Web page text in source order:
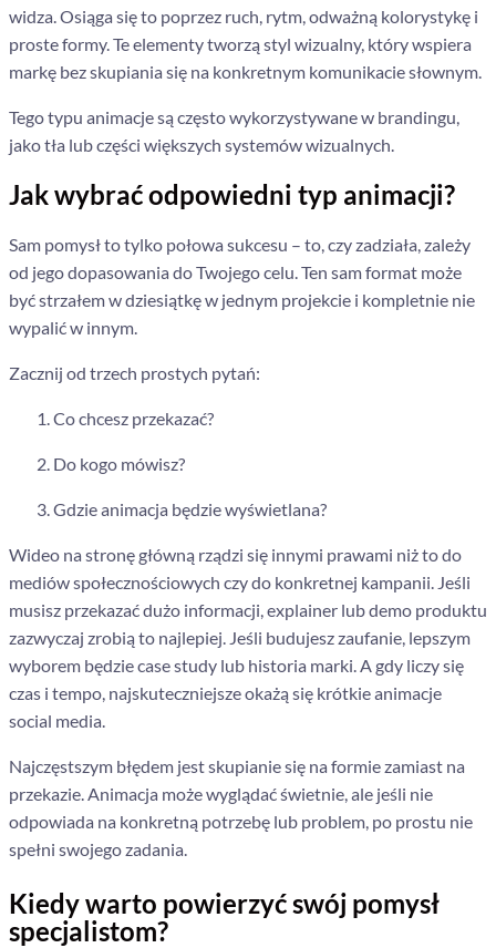
widza. Osiąga się to poprzez ruch, rytm, odważną kolorystykę i
proste formy. Te elementy tworzą styl wizualny, który wspiera
markę bez skupiania się na konkretnym komunikacie słownym.
Tego typu animacje są często wykorzystywane w brandingu,
jako tła lub części większych systemów wizualnych.
Jak wybrać odpowiedni typ animacji?
Sam pomysł to tylko połowa sukcesu – to, czy zadziała, zależy
od jego dopasowania do Twojego celu. Ten sam format może
być strzałem w dziesiątkę w jednym projekcie i kompletnie nie
wypalić w innym.
Zacznij od trzech prostych pytań:
Co chcesz przekazać?
Do kogo mówisz?
Gdzie animacja będzie wyświetlana?
Wideo na stronę główną rządzi się innymi prawami niż to do
mediów społecznościowych czy do konkretnej kampanii. Jeśli
musisz przekazać dużo informacji, explainer lub demo produktu
zazwyczaj zrobią to najlepiej. Jeśli budujesz zaufanie, lepszym
wyborem będzie case study lub historia marki. A gdy liczy się
czas i tempo, najskuteczniejsze okażą się krótkie animacje
social media.
Najczęstszym błędem jest skupianie się na formie zamiast na
przekazie. Animacja może wyglądać świetnie, ale jeśli nie
odpowiada na konkretną potrzebę lub problem, po prostu nie
spełni swojego zadania.
Kiedy warto powierzyć swój pomysł
specjalistom?